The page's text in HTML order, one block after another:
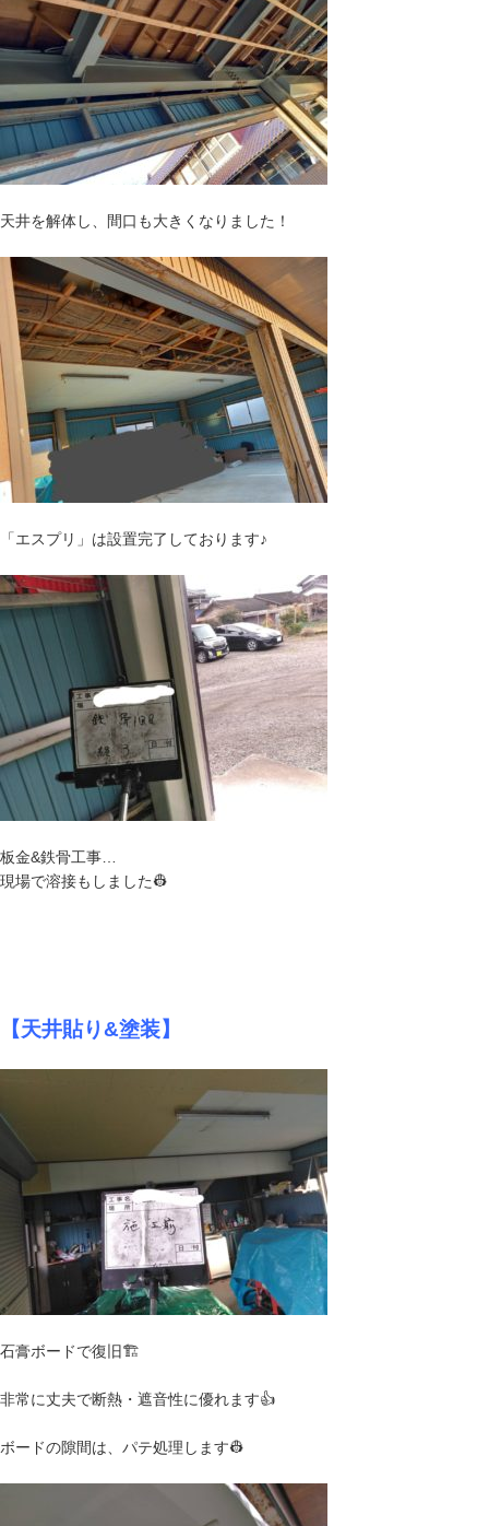
天井を解体し、間口も大きくなりました！
「エスプリ」は設置完了しております♪
板金&鉄骨工事…
現場で溶接もしました👷
【天井貼り&塗装】
石膏ボードで復旧🏗
非常に丈夫で断熱・遮音性に優れます👍
ボードの隙間は、パテ処理します👷